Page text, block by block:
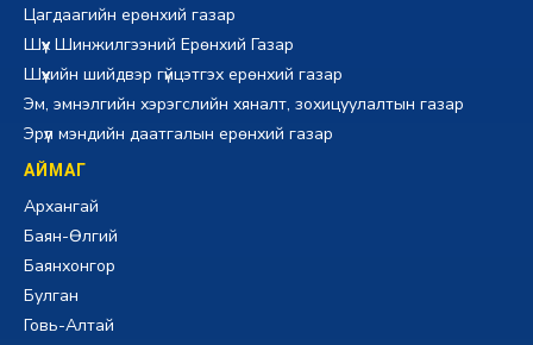
Цагдаагийн ерөнхий газар
Шүүх Шинжилгээний Ерөнхий Газар
Шүүхийн шийдвэр гүйцэтгэх ерөнхий газар
Эм, эмнэлгийн хэрэгслийн хяналт, зохицуулалтын газар
Эрүүл мэндийн даатгалын ерөнхий газар
АЙМАГ
Архангай
Баян-Өлгий
Баянхонгор
Булган
Говь-Алтай